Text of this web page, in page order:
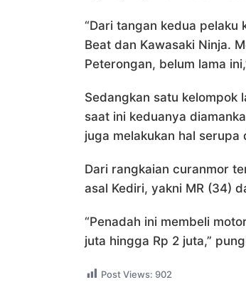
“Dari tangan kedua pelaku
Beat dan Kawasaki Ninja.
Peterongan, belum lama
Sedangkan satu kelompok
saat ini keduanya
juga melakukan hal serupa
Dari rangkaian curanmor
asal Kediri, yakni MR (34)
“Penadah ini membeli
juta hingga Rp 2 juta,”
Post Views: 902